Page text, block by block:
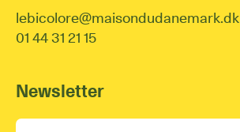
lebicolore@maisondudanemark.dk
01 44 31 21 15
Newsletter